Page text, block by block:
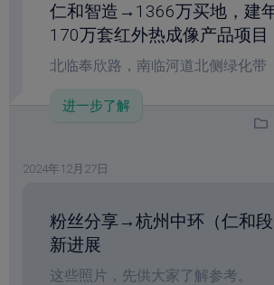
仁和智造→1366万买地，建
170万套红外热成像产品项目
北临奉欣路，南临河道北侧绿化带
进一步了解
2024年12月27日
粉丝分享→杭州中环（仁和段
新进展
这些照片，先供大家了解参考。